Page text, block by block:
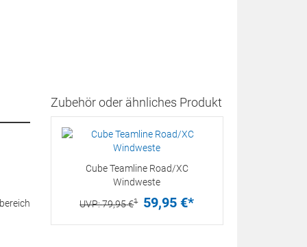
Zubehör oder ähnliches Produkt
Cube Teamline Road/XC
Windweste
UVP:79,95€1 59,95 €*